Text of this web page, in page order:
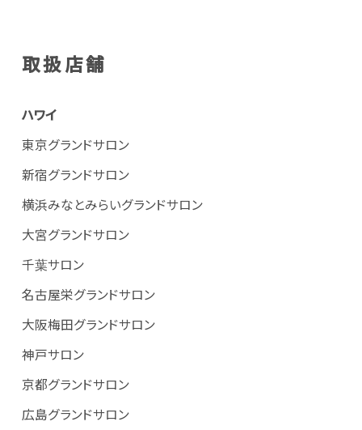
取扱店舗
ハワイ
東京グランドサロン
新宿グランドサロン
横浜みなとみらいグランドサロン
大宮グランドサロン
千葉サロン
名古屋栄グランドサロン
大阪梅田グランドサロン
神戸サロン
京都グランドサロン
広島グランドサロン